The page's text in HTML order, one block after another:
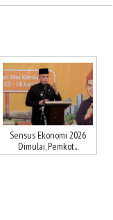
Sensus Ekonomi 2026
Dimulai, Pemkot...